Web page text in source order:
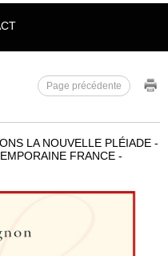
Page précédente
LA NOUVELLE PLÉIADE -
FRANCE -